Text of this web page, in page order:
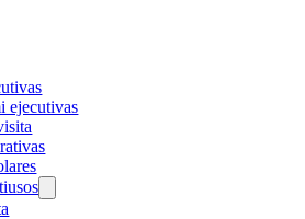
ejecutivas